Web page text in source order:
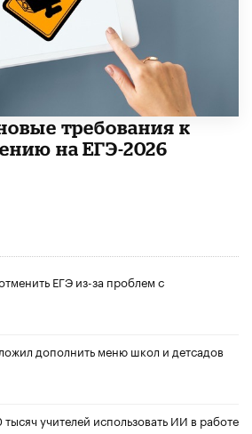
требования к
на ЕГЭ-2026
ЕГЭ из-за проблем с
дополнить меню школ и детсадов
учителей использовать ИИ в работе